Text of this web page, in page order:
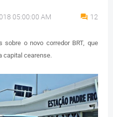
05:00:00 AM 12
sobre o novo corredor BRT, que
capital cearense.